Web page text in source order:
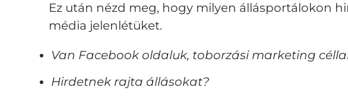
Ez után nézd meg, hogy milyen állásportálokon
média jelenlétüket.
Van Facebook oldaluk, toborzási marketing
Hirdetnek rajta állásokat?